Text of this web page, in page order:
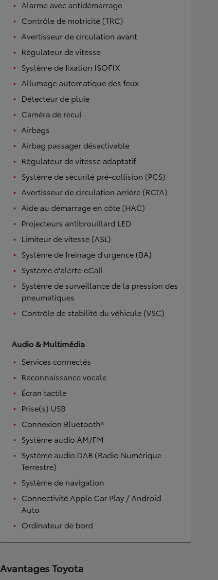
Alarme avec antidémarrage
Contrôle de motricité (TRC)
Avertisseur de circulation avant
Régulateur de vitesse
Système de fixation ISOFIX
Allumage automatique des feux
Détecteur de pluie
Caméra de recul
Airbags
Airbag passager désactivable
Régulateur de vitesse adaptatif
Système de sécurité pré-collision (PCS)
Avertisseur de circulation arrière (RCTA)
Aide au démarrage en côte (HAC)
Projecteurs antibrouillard LED
Limiteur de vitesse (ASL)
Système de freinage d'urgence (BA)
Système d'alerte eCall
Système de surveillance de la pression des
pneumatiques
Contrôle de stabilité du véhicule (VSC)
Audio & Multimédia
Services connectés
Reconnaissance vocale
Écran tactile
Prise(s) USB
Connexion Bluetooth®
Système audio AM/FM
Système audio DAB (Radio Numérique
Terrestre)
Système de navigation
Connectivité Apple Car Play / Android
Auto
Ordinateur de bord
Avantages Toyota